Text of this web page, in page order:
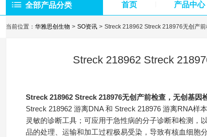
全部产品分类 首页 产品中心
当前位置： 华雅思创生物 SO资讯 Streck 218962 Streck 218976无创产
Streck 218962 Streck
Streck 218962 Streck 218976无创产前检查，无创基因
Streck 218962 游离DNA 和 Streck 218976 游离RNA样
灵敏的诊断工具；可应用于急性病的分子诊断和检测，
品的处理、运输和加工过程极易受染，导致有核血细胞